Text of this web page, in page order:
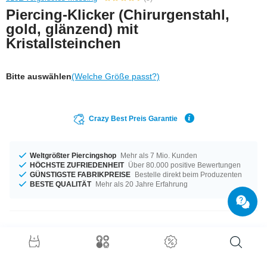
Piercing-Klicker (Chirurgenstahl,
gold, glänzend) mit
Kristallsteinchen
Bitte auswählen(Welche Größe passt?)
Crazy Best Preis Garantie
Weltgrößter Piercingshop Mehr als 7 Mio. Kunden
HÖCHSTE ZUFRIEDENHEIT Über 80.000 positive Bewertungen
GÜNSTIGSTE FABRIKPREISE Bestelle direkt beim Produzenten
BESTE QUALITÄT Mehr als 20 Jahre Erfahrung
Produktdetails